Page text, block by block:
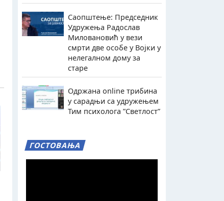
Саопштење: Председник
Удружења Радослав
Миловановић у вези
смрти две особе у Војки у
нелегалном дому за
старе
Одржана online трибина
у сарадњи са удружењем
Тим психолога ”Светлост”
ГОСТОВАЊА